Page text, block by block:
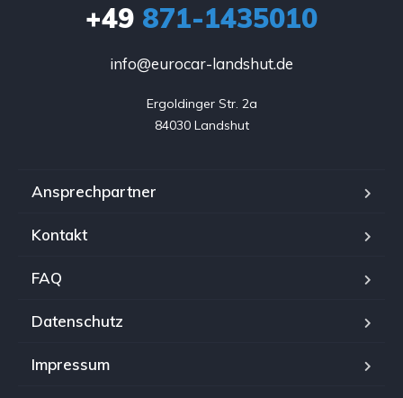
+49 871-1435010
info@eurocar-landshut.de
Ergoldinger Str. 2a
84030 Landshut
Ansprechpartner
Kontakt
FAQ
Datenschutz
Impressum